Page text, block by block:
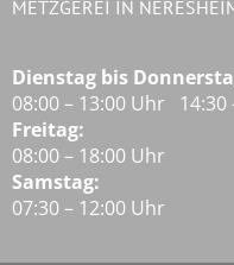
METZGEREI IN
Dienstag bis
08:00 – 13:00 Uhr 14:30
Freitag:
08:00 – 18:00 Uhr
Samstag:
07:30 – 12:00 Uhr